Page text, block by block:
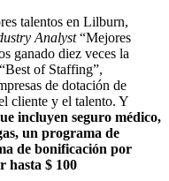
talentos en Lilburn,
Analyst“Mejores
ganado diez veces la
of Staffing”,
de dotación de
cliente y el talento. Y
incluyen seguro médico,
un programa de
de bonificación por
hasta $ 100